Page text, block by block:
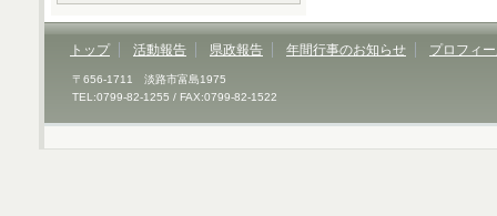
トップ 活動報告 県政報告 年間行事のお知らせ プロフィ
〒656-1711 淡路市富島1975
TEL:0799-82-1255 / FAX:0799-82-1522